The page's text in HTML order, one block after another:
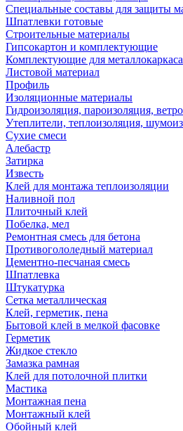
Специальные составы для защиты
Шпатлевки готовые
Строительные материалы
Гипсокартон и комплектующие
Комплектующие для металлокаркаса
Листовой материал
Профиль
Изоляционные материалы
Гидроизоляция, пароизоляция,
Утеплители, теплоизоляция,
Сухие смеси
Алебастр
Затирка
Известь
Клей для монтажа теплоизоляции
Наливной пол
Плиточный клей
Побелка, мел
Ремонтная смесь для бетона
Противогололедный материал
Цементно-песчаная смесь
Шпатлевка
Штукатурка
Сетка металлическая
Клей, герметик, пена
Бытовой клей в мелкой фасовке
Герметик
Жидкое стекло
Замазка рамная
Клей для потолочной плитки
Мастика
Монтажная пена
Монтажный клей
Обойный клей